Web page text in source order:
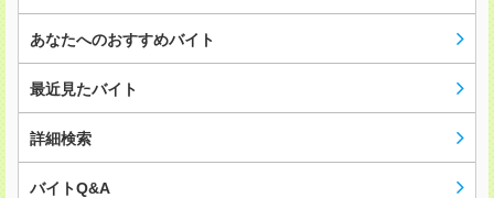
あなたへのおすすめバイト
最近見たバイト
詳細検索
バイトQ&A